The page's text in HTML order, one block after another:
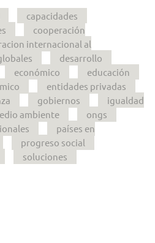
capacidades
cooperación
internacional al
desarrollo
económico
educación
entidades privadas
gobiernos
igualdad
ambiente
ongs
países en
progreso social
soluciones